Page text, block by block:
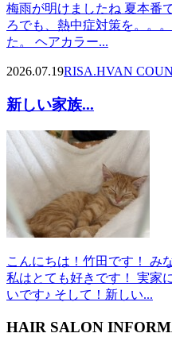
梅雨が明けましたね 夏本番
ろでも、熱中症対策を。。
た。 ヘアカラー...
2026.07.19RISA.HVAN
新しい家族...
こんにちは！竹田です！ み
私はとても好きです！ 実家
いです♪ そして！新しい...
HAIR SALON